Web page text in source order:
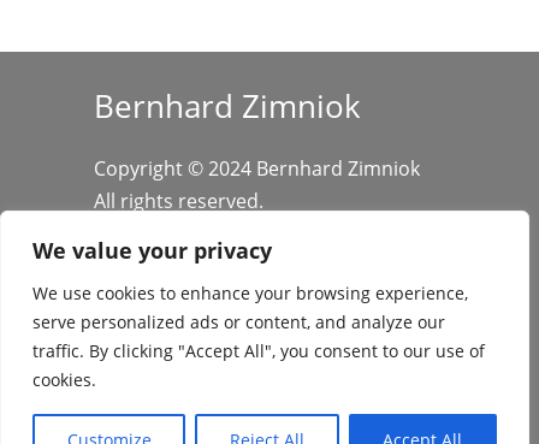
We value your privacy
We use cookies to enhance your browsing experience,
serve personalized ads or content, and analyze our
traffic. By clicking "Accept All", you consent to our use of
cookies.
Bernhard Zimniok
Copyright © 2024 Bernhard Zimniok
All rights reserved.
Datenschutz Impressum